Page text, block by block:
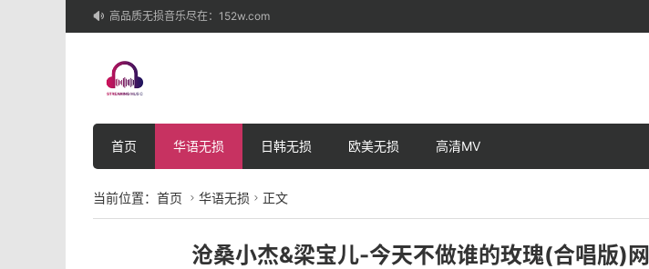
 高品质无损音乐尽在：152w.com
首页 华语无损 日韩无损 欧美无损 高清MV
当前位置： 首页  华语无损  正文
沧桑小杰&梁宝儿-今天不做谁的玫瑰(合唱版)